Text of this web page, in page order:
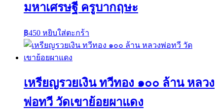
มหาเศรษฐี ครูบากฤษะ
฿450 หยิบใส่ตะกร้า
เหรียญรวยเงิน ทวีทอง ๑๐๐ ล้าน หลวง
พ่อทวี วัดเขาย้อยผาแดง